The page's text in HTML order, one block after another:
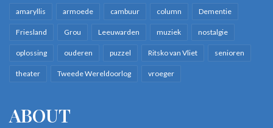
amaryllis armoede cambuur column Dementie
Friesland Grou Leeuwarden muziek nostalgie
oplossing ouderen puzzel Ritsko van Vliet senioren
theater Tweede Wereldoorlog vroeger
ABOUT